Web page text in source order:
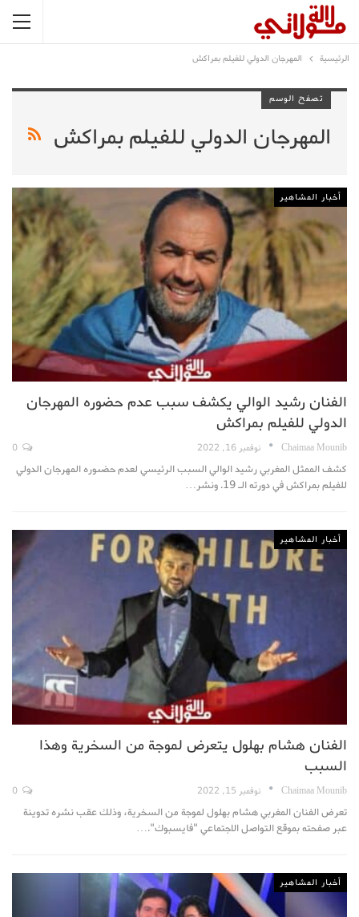
الرئيسية المهرجان الدولي للفيلم بمراكش
تصفح الوسم
المهرجان الدولي للفيلم بمراكش
أخبار المشاهير
الفنان رشيد الوالي يكشف سبب عدم حضوره المهرجان
الدولي للفيلم بمراكش
Chaimaa Mounib نوفمبر 16, 2022
كشف الممثل المغربي رشيد الوالي السبب الرئيسي لعدم حضىوره المهرجان الدولي
للفيلم بمراكش في دورته الـ 19.
ونشر…
أخبار المشاهير
الفنان هشام بهلول يتعرض لموجة من السخرية وهذا
السبب
Chaimaa Mounib نوفمبر 15, 2022
تعرض الفنان المغربي هشام بهلول لموجة من السخرية، وذلك عقب نشره تدوينة
عبر صفحته بموقع التواصل الاجتماعي "فايسبوك".…
أخبار المشاهير